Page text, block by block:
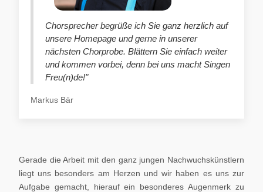
Chorsprecher begrüße ich Sie ganz herzlich auf
unsere Homepage und gerne in unserer
nächsten Chorprobe. Blättern Sie einfach weiter
und kommen vorbei, denn bei uns macht Singen
Freu(n)de!"
Markus Bär
Gerade die Arbeit mit den ganz jungen Nachwuchskünstlern
liegt uns besonders am Herzen und wir haben es uns zur
Aufgabe gemacht, hierauf ein besonderes Augenmerk zu